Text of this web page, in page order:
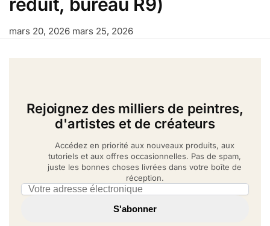
mars 20, 2026 mars 25, 2026
Rejoignez des milliers de peintres,
d'artistes et de créateurs
Accédez en priorité aux nouveaux produits, aux
tutoriels et aux offres occasionnelles. Pas de spam,
juste les bonnes choses livrées dans votre boîte de
réception.
Email address
S'abonner